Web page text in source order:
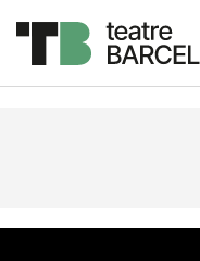
Descripció